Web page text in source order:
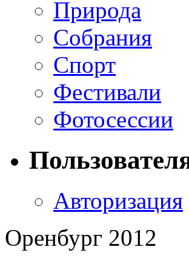
Природа
Собрания
Спорт
Фестивали
Фотосессии
Авторизация
Оренбург 2012